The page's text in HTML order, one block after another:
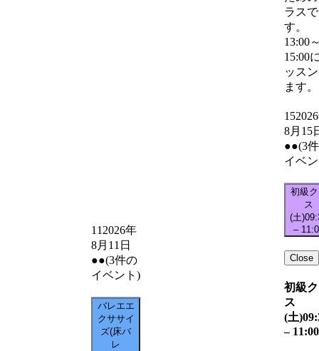
ラスで
す。
13:00
15:00
ッス
ます。
11 2026年
8月11日
●●(3件の
イベント)
バレエエ
クササイ
ズ(床バ
レ
15
8月15
●●(3
イベ
初級
ス
(土)
–
Close
初級
ス
(土)
– 11:00